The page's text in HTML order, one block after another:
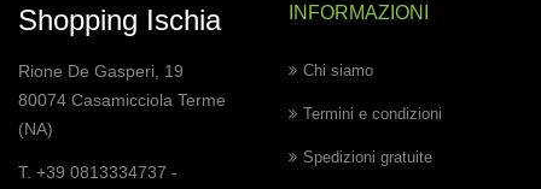
Shopping Ischia
Rione De Gasperi, 19
80074 Casamicciola Terme
(NA)
T. +39 0813334737 -
INFORMAZIONI
Chi siamo
Termini e condizioni
Spedizioni gratuite